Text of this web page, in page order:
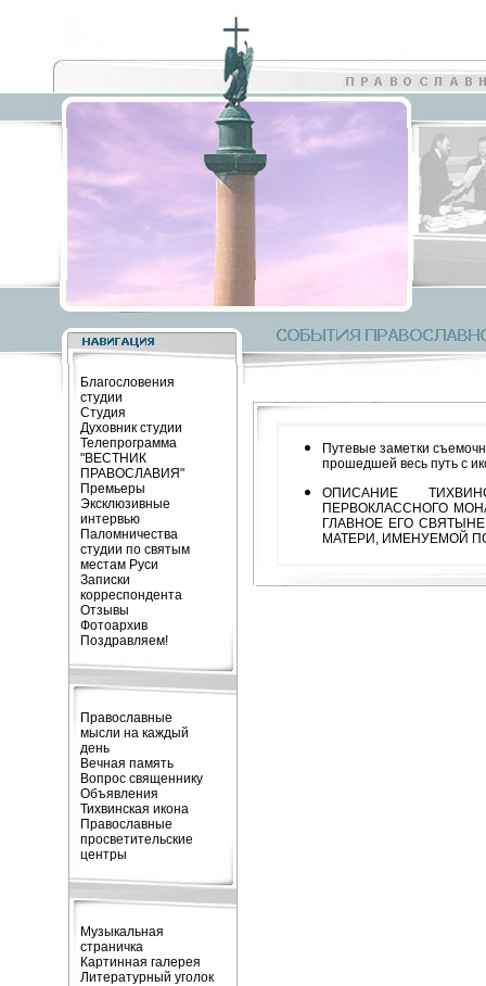
Благословения
студии
Студия
Духовник студии
Телепрограмма
"ВЕСТНИК
ПРАВОСЛАВИЯ"
Премьеры
Эксклюзивные
интервью
Паломничества
студии по святым
местам Руси
Записки
корреспондента
Отзывы
Фотоархив
Поздравляем!
Православные
мысли на каждый
день
Вечная память
Вопрос священнику
Объявления
Тихвинская икона
Православные
просветительские
центры
Музыкальная
страничка
Картинная галерея
Литературный уголок
Путевые заметки
прошедшей весь путь с
ОПИСАНИЕ
ПЕРВОКЛАССНОГО
ГЛАВНОЕ ЕГО
МАТЕРИ, ИМЕНУЕМОЙ